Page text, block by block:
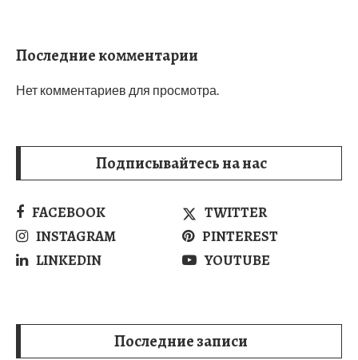
Последние комментарии
Нет комментариев для просмотра.
Подписывайтесь на нас
FACEBOOK
TWITTER
INSTAGRAM
PINTEREST
LINKEDIN
YOUTUBE
Последние записи